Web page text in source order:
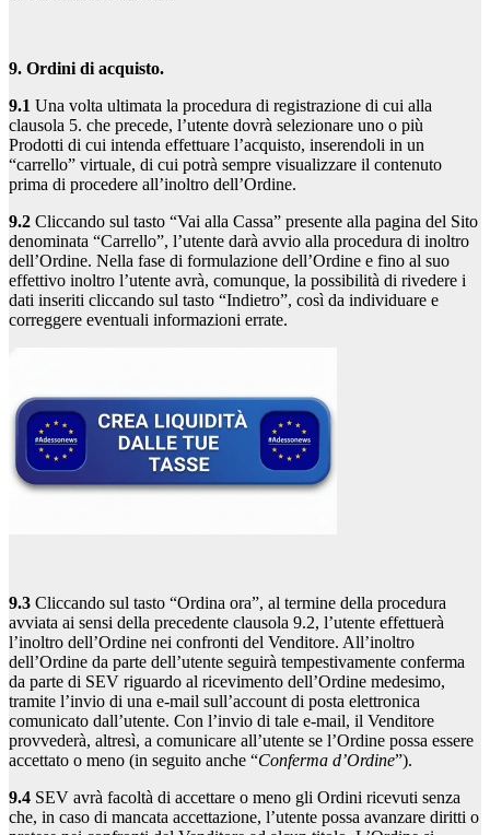
9. Ordini di acquisto.
9.1 Una volta ultimata la procedura di registrazione di cui alla
clausola 5. che precede, l’utente dovrà selezionare uno o più
Prodotti di cui intenda effettuare l’acquisto, inserendoli in un
“carrello” virtuale, di cui potrà sempre visualizzare il contenuto
prima di procedere all’inoltro dell’Ordine.
9.2 Cliccando sul tasto “Vai alla Cassa” presente alla pagina del Sito
denominata “Carrello”, l’utente darà avvio alla procedura di inoltro
dell’Ordine. Nella fase di formulazione dell’Ordine e fino al suo
effettivo inoltro l’utente avrà, comunque, la possibilità di rivedere i
dati inseriti cliccando sul tasto “Indietro”, così da individuare e
correggere eventuali informazioni errate.
9.3 Cliccando sul tasto “Ordina ora”, al termine della procedura
avviata ai sensi della precedente clausola 9.2, l’utente effettuerà
l’inoltro dell’Ordine nei confronti del Venditore. All’inoltro
dell’Ordine da parte dell’utente seguirà tempestivamente conferma
da parte di SEV riguardo al ricevimento dell’Ordine medesimo,
tramite l’invio di una e-mail sull’account di posta elettronica
comunicato dall’utente. Con l’invio di tale e-mail, il Venditore
provvederà, altresì, a comunicare all’utente se l’Ordine possa essere
accettato o meno (in seguito anche “Conferma d’Ordine”).
9.4 SEV avrà facoltà di accettare o meno gli Ordini ricevuti senza
che, in caso di mancata accettazione, l’utente possa avanzare diritti o